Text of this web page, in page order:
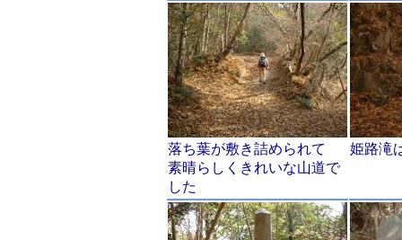
落ち葉が敷き詰められて
素晴らしくきれいな山道で
した
姫路滝